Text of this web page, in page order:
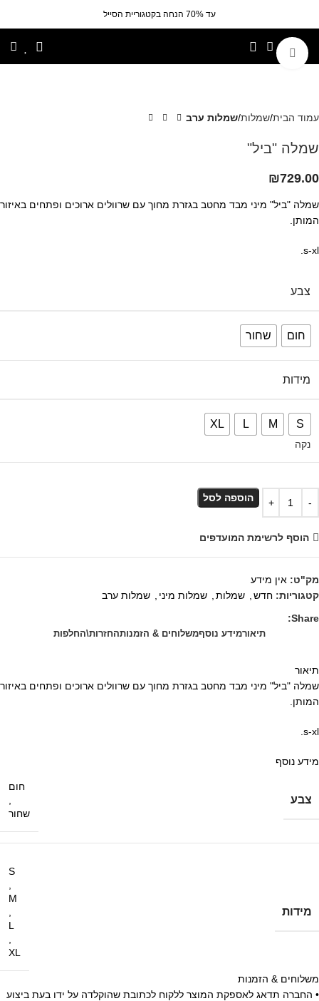
עד 70% הנחה בקטגוריית הסייל
לחצי להגדלה
עמוד הבית שמלות שמלות ערב
שמלה "ביל"
₪729.00
שמלה "ביל" מיני מבד מחטב בגזרת מחוך עם שרוולים ארוכים ופתחים באיזור
המותן.
s-xl.
צבע
חום שחור
מידות
S
M
L
XL
נקה
הוספה לסל
הוסף לרשימת המועדפים
מק"ט: אין מידע
קטגוריות: חדש שמלות שמלות מיני
שמלות ערב
Share:
תיאורמידע נוסףמשלוחים & הזמנותהחזרות\החלפות
תיאור
שמלה "ביל" מיני מבד מחטב בגזרת מחוך עם שרוולים ארוכים ופתחים באיזור
המותן.
s-xl.
מידע נוסף
צבע
חום
שחור
מידות
S
M
L
XL
משלוחים & הזמנות
• החברה תדאג לאספקת המוצר ללקוח לכתובת שהוקלדה על ידו בעת ביצוע